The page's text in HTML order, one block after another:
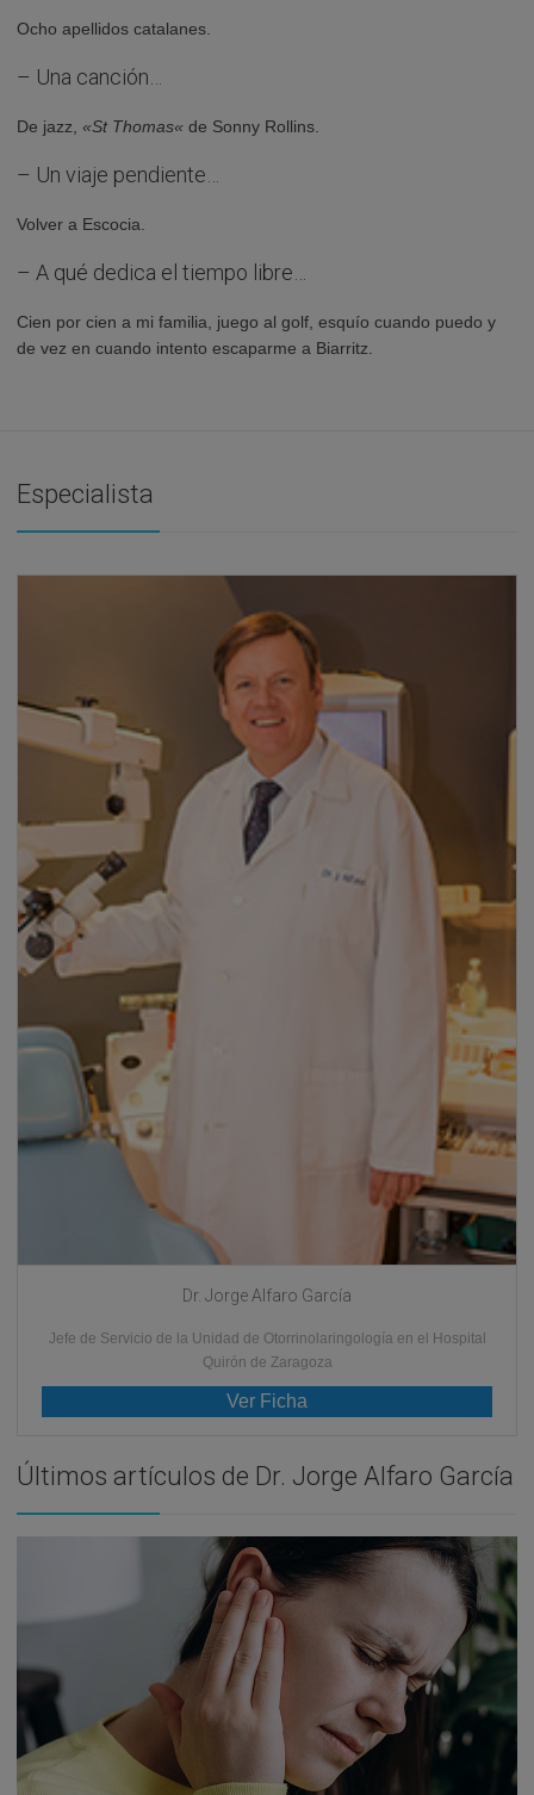
Ocho apellidos catalanes.
– Una canción…
De jazz, «St Thomas« de Sonny Rollins.
– Un viaje pendiente…
Volver a Escocia.
– A qué dedica el tiempo libre…
Cien por cien a mi familia, juego al golf, esquío cuando puedo y
de vez en cuando intento escaparme a Biarritz.
Especialista
Dr. Jorge Alfaro García
Jefe de Servicio de la Unidad de Otorrinolaringología en el Hospital
Quirón de Zaragoza
Ver Ficha
Últimos artículos de Dr. Jorge Alfaro García